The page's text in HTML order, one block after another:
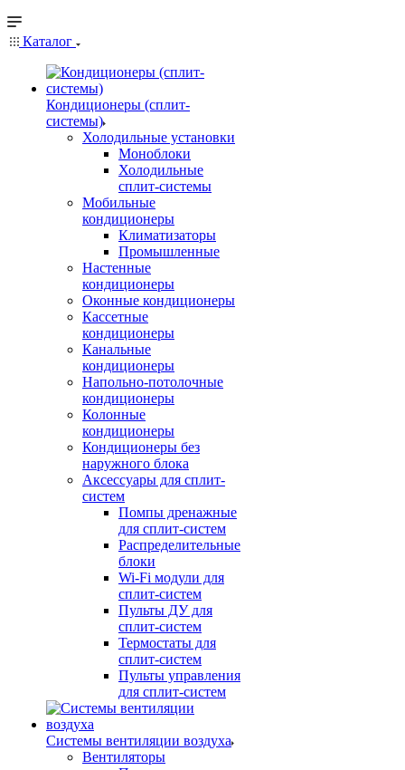
Каталог
Кондиционеры (сплит-
системы)
Холодильные установки
Моноблоки
Холодильные
сплит-системы
Мобильные
кондиционеры
Климатизаторы
Промышленные
Настенные
кондиционеры
Оконные кондиционеры
Кассетные
кондиционеры
Канальные
кондиционеры
Напольно-потолочные
кондиционеры
Колонные
кондиционеры
Кондиционеры без
наружного блока
Аксессуары для сплит-
систем
Помпы дренажные
для сплит-систем
Распределительные
блоки
Wi-Fi модули для
сплит-систем
Пульты ДУ для
сплит-систем
Термостаты для
сплит-систем
Пульты управления
для сплит-систем
Системы вентиляции воздуха
Вентиляторы